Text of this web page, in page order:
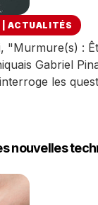
|ACTUALITÉS
"Murmure(s) :
Gabriel
les
nouvelles